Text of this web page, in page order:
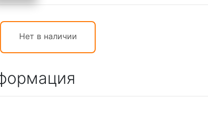
Нет в наличии